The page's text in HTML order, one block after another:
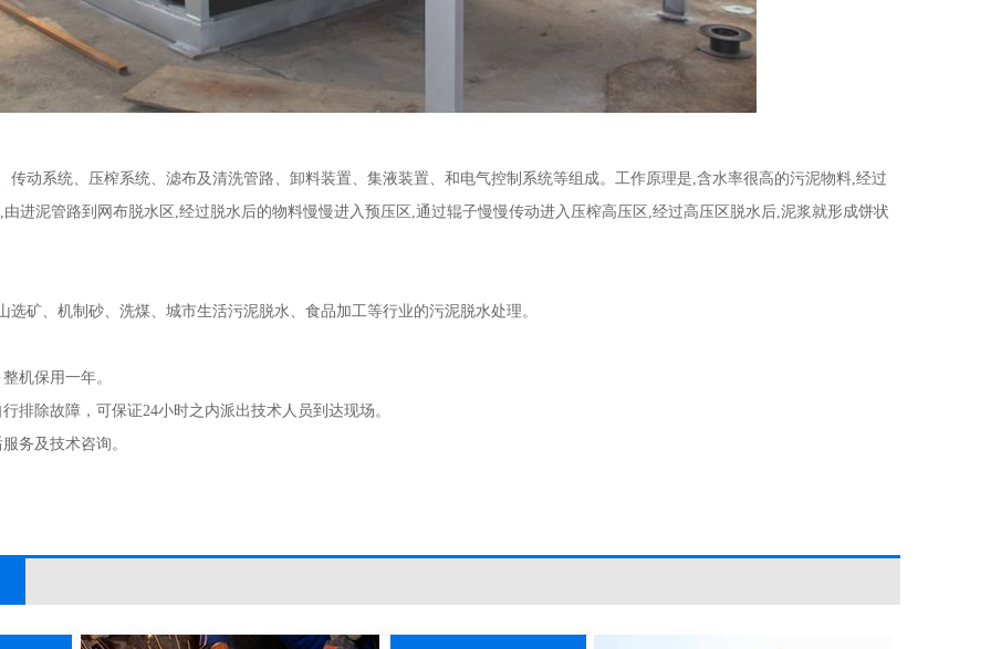
传动系统、压榨系统、滤布及清洗管路、卸料装置、集液装置、和电气控制系统等组成。工作原理是,含水率很高的污泥物料,经过
进泥管路到网布脱水区,经过脱水后的物料慢慢进入预压区,通过辊子慢慢传动进入压榨高压区,经过高压区脱水后,泥浆就形成饼状
选矿、机制砂、洗煤、城市生活污泥脱水、食品加工等行业的污泥脱水处理。
机保用一年。
排除故障，可保证24小时之内派出技术人员到达现场。
务及技术咨询。